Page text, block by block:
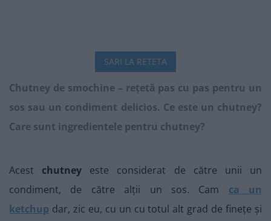
SARI LA RETETA
Chutney de smochine – rețetă pas cu pas pentru un
sos sau un condiment delicios. Ce este un chutney?
Care sunt ingredientele pentru chutney?
Acest chutney este considerat de către unii un
condiment, de către alții un sos. Cam ca un
ketchup dar, zic eu, cu un cu totul alt grad de finețe și